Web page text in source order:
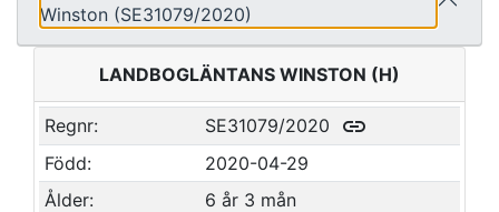
Winston (SE31079/2020)
LANDBOGLÄNTANS WINSTON (H)
Regnr: SE31079/2020 link
Född:
2020-04-29
Ålder:
6 år 3 mån